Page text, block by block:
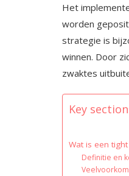
Het
worden
strategie is
winnen. Door
zwaktes
Key
Wat is een
Definitie en